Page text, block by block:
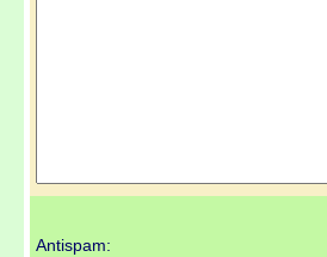
Antispam: